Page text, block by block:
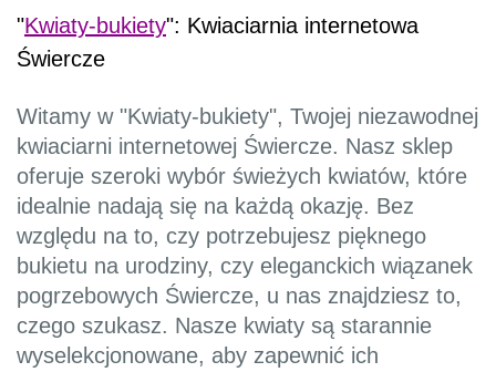
"Kwiaty-bukiety": Kwiaciarnia internetowa
Świercze
Witamy w "Kwiaty-bukiety", Twojej niezawodnej
kwiaciarni internetowej Świercze. Nasz sklep
oferuje szeroki wybór świeżych kwiatów, które
idealnie nadają się na każdą okazję. Bez
względu na to, czy potrzebujesz pięknego
bukietu na urodziny, czy eleganckich wiązanek
pogrzebowych Świercze, u nas znajdziesz to,
czego szukasz. Nasze kwiaty są starannie
wyselekcjonowane, aby zapewnić ich